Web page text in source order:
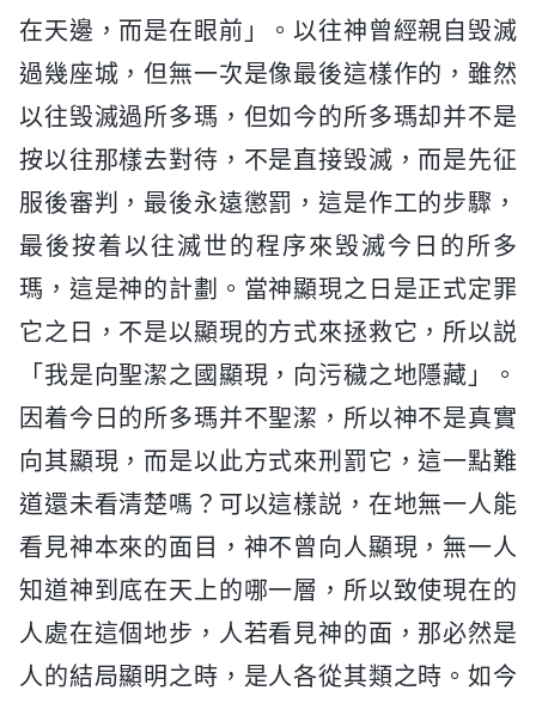
在天邊，而是在眼前」。以往神曾經親自毁滅
過幾座城，但無一次是像最後這樣作的，雖然
以往毁滅過所多瑪，但如今的所多瑪却并不是
按以往那樣去對待，不是直接毁滅，而是先征
服後審判，最後永遠懲罰，這是作工的步驟，
最後按着以往滅世的程序來毁滅今日的所多
瑪，這是神的計劃。當神顯現之日是正式定罪
它之日，不是以顯現的方式來拯救它，所以説
「我是向聖潔之國顯現，向污穢之地隱藏」。
因着今日的所多瑪并不聖潔，所以神不是真實
向其顯現，而是以此方式來刑罰它，這一點難
道還未看清楚嗎？可以這樣説，在地無一人能
看見神本來的面目，神不曾向人顯現，無一人
知道神到底在天上的哪一層，所以致使現在的
人處在這個地步，人若看見神的面，那必然是
人的結局顯明之時，是人各從其類之時。如今